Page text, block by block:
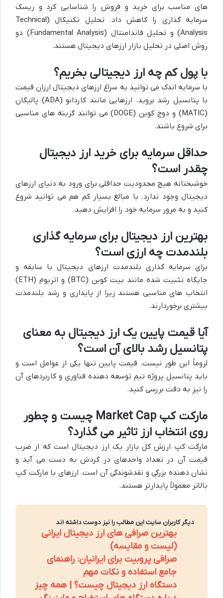
های مناسب برای خرید و فروش را شناسایی کرد و ریسک
سرمایه گذاری را کاهش داد. تحلیل تکنیکال (Technical
Analysis) و تحلیل فاندامنتال (Fundamental Analysis) دو
روش اصلی در تحلیل بازار ارزهای دیجیتال هستند.
با پول کم چه ارز دیجیتالی بخریم؟
با سرمایه اندک می توانید به سراغ ارزهای دیجیتال ارزان قیمت
با پتانسیل رشد بروید. ارزهایی مانند کاردانو (ADA) پالیگان
(MATIC) و دوج کوین (DOGE) می توانند گزینه های مناسبی
برای شروع باشند.
حداقل سرمایه برای خرید ارز دیجیتال
چقدر است؟
خوشبختانه هیچ محدودیت حداقلی برای ورود به دنیای ارزهای
دیجیتال وجود ندارد. با مبالغ بسیار کم هم می توانید شروع
کنید و به مرور سرمایه خود را افزایش دهید.
بهترین ارز دیجیتال برای سرمایه گذاری
بلندمدت چه ارزی است؟
برای سرمایه گذاری بلندمدت ارزهای دیجیتال با سابقه و
جایگاه تثبیت شده مانند بیت کوین (BTC) و اتریوم (ETH)
انتخاب های مناسبی هستند زیرا از پایداری و رشد بلندمدت
بیشتری برخوردارند.
آیا قیمت پایین یک ارز دیجیتال به معنای
پتانسیل رشد بالای آن است؟
لزوماً این طور نیست. قیمت پایین تنها یکی از عوامل است و
باید پتانسیل پروژه تیم توسعه دهنده فناوری و کاربردهای آن
را نیز به دقت بررسی کنید.
مارکت کپ Market Cap چیست و چطور
روی انتخاب ارز تاثیر می گذارد؟
مارکت کپ ارزش کل بازار یک ارز دیجیتال است که از ضرب
قیمت آن در تعداد واحدهای در گردش به دست می آید و
نشان دهنده بزرگی و نقدشوندگی آن است. ارزهای با مارکت کپ
بالاتر معمولاً پایدارتر هستند.
دیگر کاربران سایت این مطالب را نیز دوست داشته اند
بهترین صرافی های ارز دیجیتال ایرانی
(لیست و مقایسه)
صرافی پروبیت برای ایرانیان: راهنمای
جامع استفاده و نکات مهم
دستگاه ارز دیجیتال چیست؟ | همه چیز